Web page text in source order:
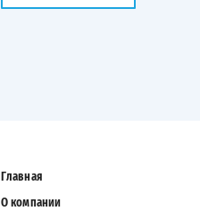
Главная
О компании